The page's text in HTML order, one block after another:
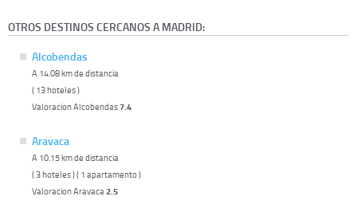
OTROS DESTINOS CERCANOS A MADRID:
Alcobendas
A 14.08 km de distancia
( 13 hoteles )
Valoracion Alcobendas7.4
Aravaca
A 10.15 km de distancia
( 3 hoteles ) ( 1 apartamento )
Valoracion Aravaca 2.5